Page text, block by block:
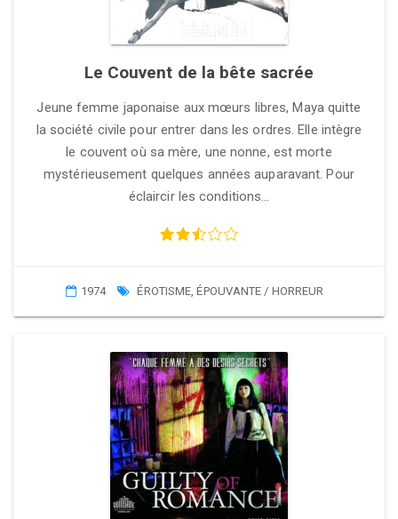
Le Couvent de la bête sacrée
Jeune femme japonaise aux mœurs libres, Maya quitte
la société civile pour entrer dans les ordres. Elle intègre
le couvent où sa mère, une nonne, est morte
mystérieusement quelques années auparavant. Pour
éclaircir les conditions…
1974 ÉROTISME,ÉPOUVANTE / HORREUR